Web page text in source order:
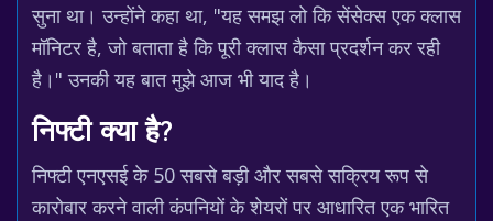
सुना था। उन्होंने कहा था, "यह समझ लो कि सेंसेक्स एक क्लास
मॉनिटर है, जो बताता है कि पूरी क्लास कैसा प्रदर्शन कर रही
है।" उनकी यह बात मुझे आज भी याद है।
निफ्टी क्या है?
निफ्टी एनएसई के 50 सबसे बड़ी और सबसे सक्रिय रूप से
कारोबार करने वाली कंपनियों के शेयरों पर आधारित एक भारित